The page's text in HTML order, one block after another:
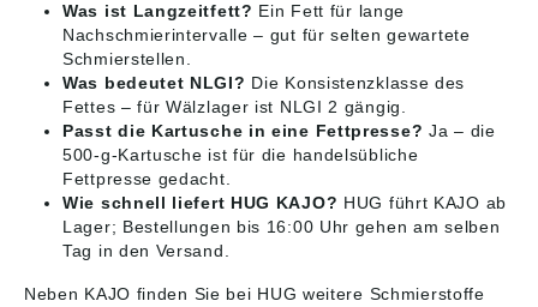
Was ist Langzeitfett? Ein Fett für lange
Nachschmierintervalle – gut für selten gewartete
Schmierstellen.
Was bedeutet NLGI? Die Konsistenzklasse des
Fettes – für Wälzlager ist NLGI 2 gängig.
Passt die Kartusche in eine Fettpresse? Ja – die
500-g-Kartusche ist für die handelsübliche
Fettpresse gedacht.
Wie schnell liefert HUG KAJO? HUG führt KAJO ab
Lager; Bestellungen bis 16:00 Uhr gehen am selben
Tag in den Versand.
Neben KAJO finden Sie bei HUG weitere Schmierstoffe